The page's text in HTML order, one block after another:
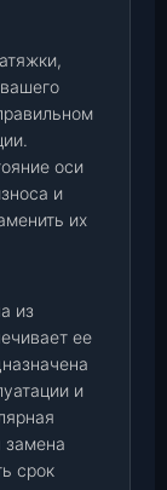
оси
и
их
из
ее
и
замена
срок